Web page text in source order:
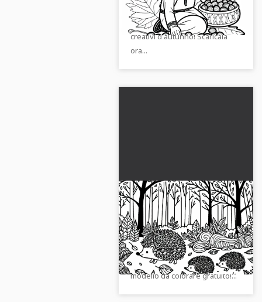
gratuita di un ragazzo con
ghiande. Perfetta per momenti
creativi d'autunno! Scaricala
ora...
La famiglia dei ricci
attraversa la radura -
Modello da colorare
autunnale gratuito
La famiglia di ricci nella radura
sta aspettando di essere
colorata da te. Scarica ora il
modello da colorare gratuito!...